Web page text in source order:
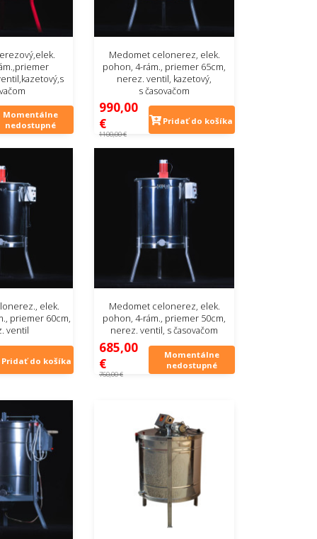
Momentálne
nedostupné
Medomet celonerez, elek.
pohon, 4-rám., priemer 65cm,
nerez. ventil, kazetový,
s časovačom
990,00
€
1100,00 €
Pridať do košíka
elek.
priemer 60cm,
ventil
Pridať do košíka
Medomet celonerez, elek.
pohon, 4-rám., priemer 50cm,
nerez. ventil, s časovačom
685,00
€
760,00 €
Momentálne
nedostupné